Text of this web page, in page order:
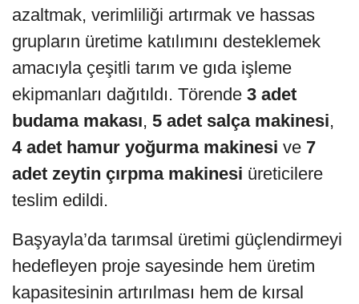
azaltmak, verimliliği artırmak ve hassas
grupların üretime katılımını desteklemek
amacıyla çeşitli tarım ve gıda işleme
ekipmanları dağıtıldı. Törende 3 adet
budama makası, 5 adet salça makinesi,
4 adet hamur yoğurma makinesi ve 7
adet zeytin çırpma makinesi üreticilere
teslim edildi.
Başyayla’da tarımsal üretimi güçlendirmeyi
hedefleyen proje sayesinde hem üretim
kapasitesinin artırılması hem de kırsal